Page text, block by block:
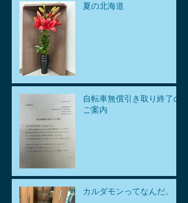
夏の北海道
自転車無償引き取り終了の
ご案内
カルダモンってなんだ。